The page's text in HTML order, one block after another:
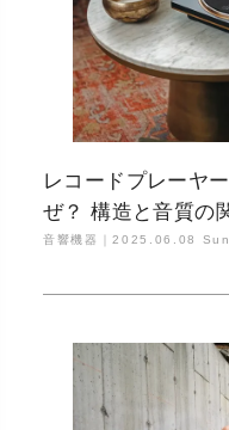
レコードプレーヤ
ぜ？ 構造と音質の
音響機器｜2025.06.08 Sun